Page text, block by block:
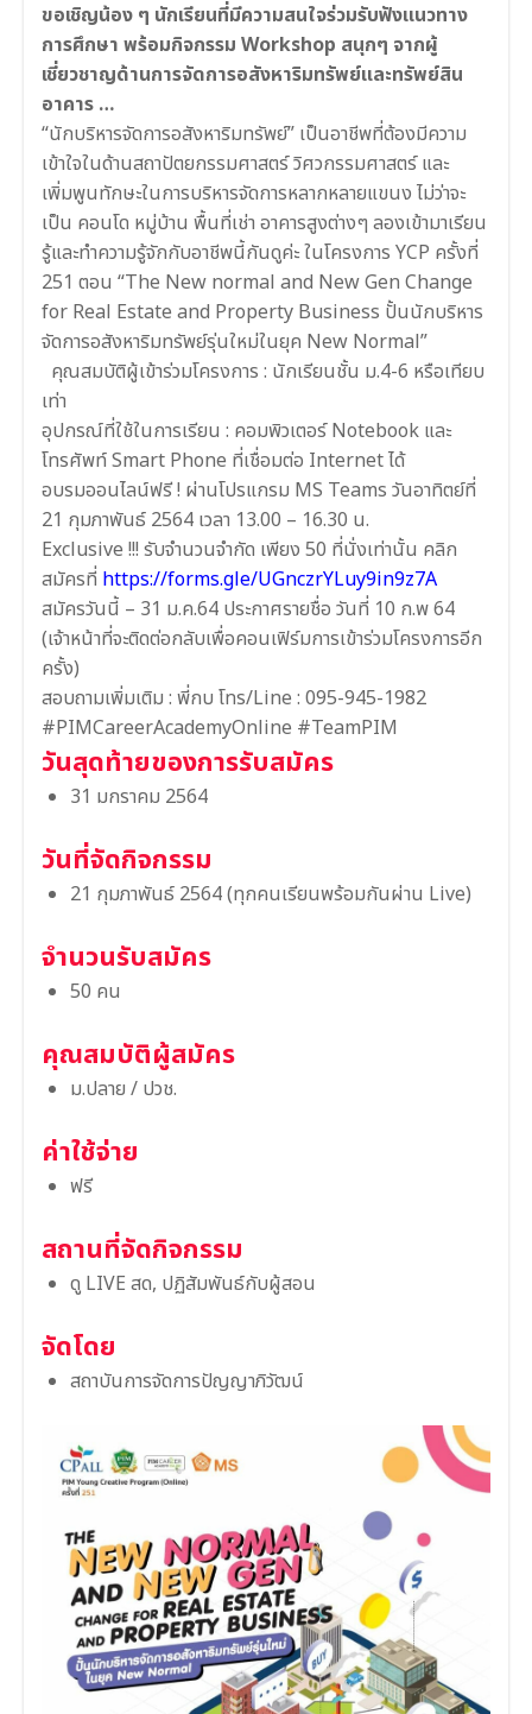
ขอเชิญน้อง ๆ นักเรียนที่มีความสนใจร่วมรับฟังแนวทาง
การศึกษา พร้อมกิจกรรม Workshop สนุกๆ จากผู้
เชี่ยวชาญด้านการจัดการอสังหาริมทรัพย์และทรัพย์สิน
อาคาร …
“นักบริหารจัดการอสังหาริมทรัพย์” เป็นอาชีพที่ต้องมีความ
เข้าใจในด้านสถาปัตยกรรมศาสตร์ วิศวกรรมศาสตร์ และ
เพิ่มพูนทักษะในการบริหารจัดการหลากหลายแขนง ไม่ว่าจะ
เป็น คอนโด หมู่บ้าน พื้นที่เช่า อาคารสูงต่างๆ ลองเข้ามาเรียน
รู้และทำความรู้จักกับอาชีพนี้กันดูค่ะ ในโครงการ YCP ครั้งที่
251 ตอน “The New normal and New Gen Change
for Real Estate and Property Business ปั้นนักบริหาร
จัดการอสังหาริมทรัพย์รุ่นใหม่ในยุค New Normal”
‍ ‍ คุณสมบัติผู้เข้าร่วมโครงการ : นักเรียนชั้น ม.4-6 หรือเทียบ
เท่า
อุปกรณ์ที่ใช้ในการเรียน : คอมพิวเตอร์ Notebook และ
โทรศัพท์ Smart Phone ที่เชื่อมต่อ Internet ได้
อบรมออนไลน์ฟรี ! ผ่านโปรแกรม MS Teams วันอาทิตย์ที่
21 กุมภาพันธ์ 2564 เวลา 13.00 – 16.30 น.
Exclusive !!! รับจำนวนจำกัด เพียง 50 ที่นั่งเท่านั้น คลิก
สมัครที่ https://forms.gle/UGnczrYLuy9in9z7A
สมัครวันนี้ – 31 ม.ค.64 ประกาศรายชื่อ วันที่ 10 ก.พ 64
(เจ้าหน้าที่จะติดต่อกลับเพื่อคอนเฟิร์มการเข้าร่วมโครงการอีก
ครั้ง)
สอบถามเพิ่มเติม : พี่กบ โทร/Line : 095-945-1982
#PIMCareerAcademyOnline #TeamPIM
วันสุดท้ายของการรับสมัคร
31 มกราคม 2564
วันที่จัดกิจกรรม
21 กุมภาพันธ์ 2564 (ทุกคนเรียนพร้อมกันผ่าน Live)
จำนวนรับสมัคร
50 คน
คุณสมบัติผู้สมัคร
ม.ปลาย / ปวช.
ค่าใช้จ่าย
ฟรี
สถานที่จัดกิจกรรม
ดู LIVE สด, ปฏิสัมพันธ์กับผู้สอน
จัดโดย
สถาบันการจัดการปัญญาภิวัฒน์